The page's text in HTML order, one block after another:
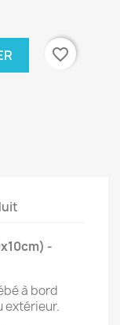
favorite_border
-
à bord
extérieur.